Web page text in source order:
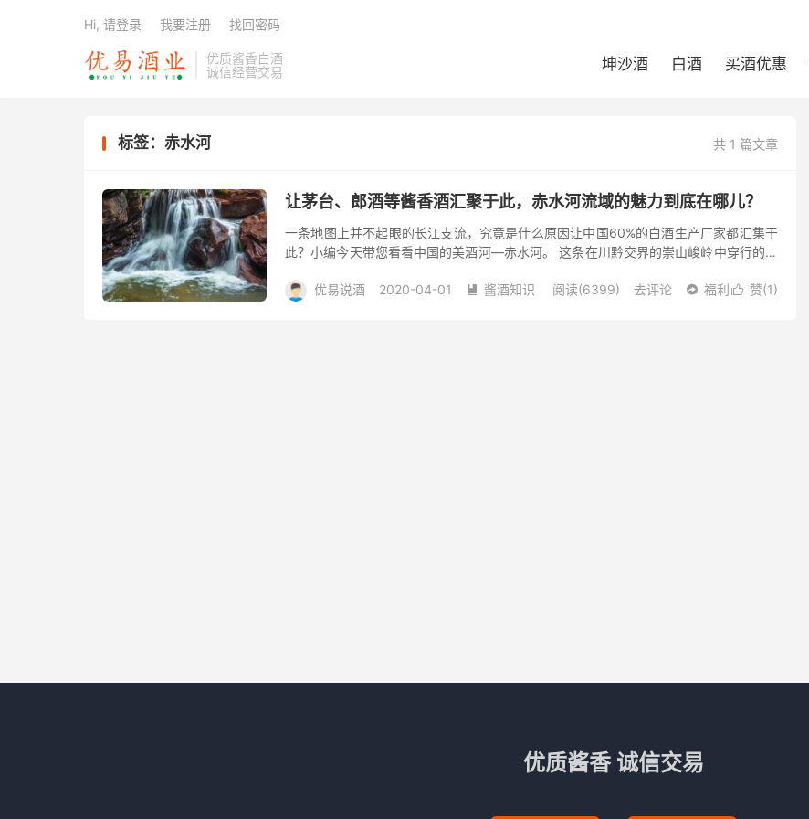
优质酱香白酒
诚信经营交易
坤沙酒 白酒 买酒优惠
Hi, 请登录 我要注册 找回密码
共 1 篇文章
标签：赤水河
让茅台、郎酒等酱香酒汇聚于此，赤水河流域的魅力到底在哪儿？
一条地图上并不起眼的长江支流，究竟是什么原因让中国60%的白酒生产厂家都汇集于
此？小编今天带您看看中国的美酒河—赤水河。 这条在川黔交界的崇山峻岭中穿行的河
水河。 ...
 赞(1)
优易说酒 2020-04-01  酱酒知识 阅读(6399) 去评论  福利
优质酱香 诚信交易